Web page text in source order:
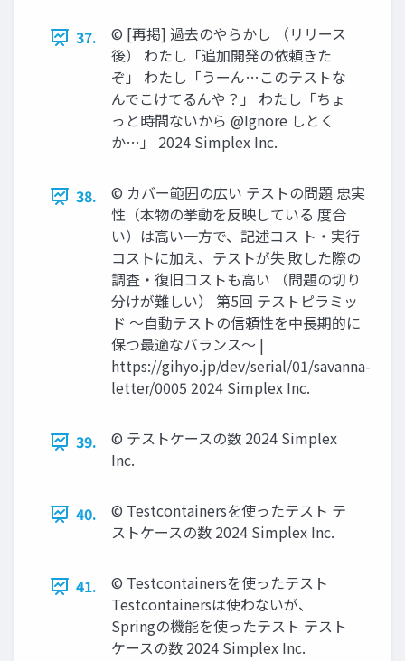
37.
©︎ [再掲] 過去のやらかし （リリース
後） わたし「追加開発の依頼きた
ぞ」 わたし「うーん…このテストな
んでこけてるんや？」 わたし「ちょ
っと時間ないから @Ignore しとく
か…」 2024 Simplex Inc.
38.
©︎ カバー範囲の広い テストの問題 忠実
性（本物の挙動を反映している 度合
い）は高い一方で、記述コス ト・実行
コストに加え、テストが失 敗した際の
調査・復旧コストも高い （問題の切り
分けが難しい） 第5回 テストピラミッ
ド 〜自動テストの信頼性を中長期的に
保つ最適なバランス〜 |
https://gihyo.jp/dev/serial/01/savanna-
letter/0005 2024 Simplex Inc.
39.
©︎ テストケースの数 2024 Simplex
Inc.
40.
©︎ Testcontainersを使ったテスト テ
ストケースの数 2024 Simplex Inc.
41.
©︎ Testcontainersを使ったテスト
Testcontainersは使わないが、
Springの機能を使ったテスト テスト
ケースの数 2024 Simplex Inc.